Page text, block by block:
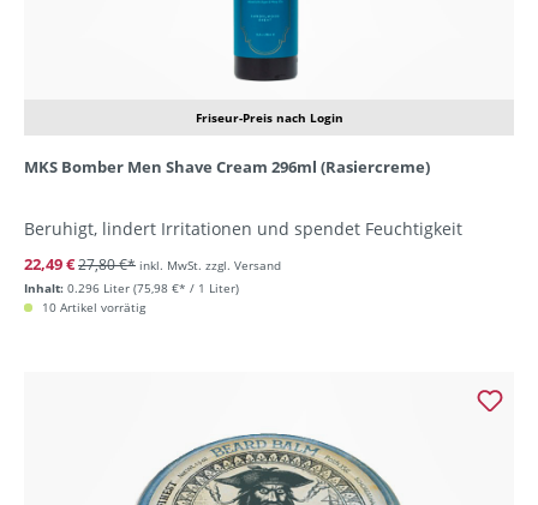
Friseur-Preis nach Login
MKS Bomber Men Shave Cream 296ml (Rasiercreme)
Beruhigt, lindert Irritationen und spendet Feuchtigkeit
Inhalt: 0.296 Liter (75,98 €* / 1 Liter)
22,49 €27,80 €* inkl. MwSt. zzgl. Versand
10 Artikel vorrätig